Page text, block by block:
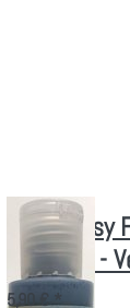
Arylfarbe -
5,90 € *